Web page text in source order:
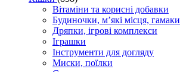
Вітаміни та корисні добавки
Будиночки, м’які місця, гамаки
Дряпки, ігрові комплекси
Іграшки
Інструменти для догляду
Миски, поїлки